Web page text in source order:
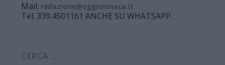
Mail: redazione@oggicronaca.it
Tel. 339.4501161 ANCHE SU WHATSAPP